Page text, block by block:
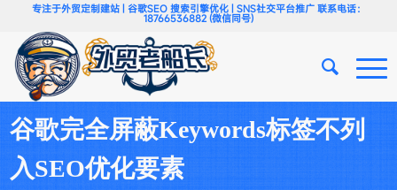
专注于外贸定制建站 | 谷歌SEO 搜索引擎优化 | SNS社交平台推广 联系电话：
18766536882 (微信同号)
谷歌完全屏蔽Keywords标签不列
入SEO优化要素